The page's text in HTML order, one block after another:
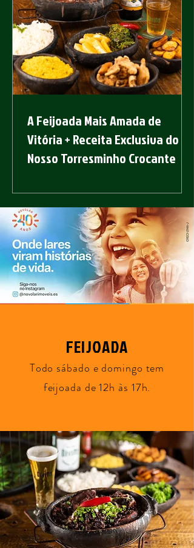
A Feijoada Mais Amada de
Vitória + Receita Exclusiva do
Nosso Torresminho Crocante
FEIJOADA
Todo sábado e domingo tem
feijoada de 12h às 17h.